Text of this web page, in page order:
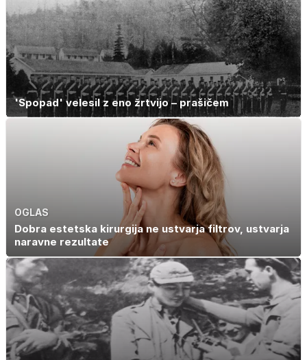
'Spopad' velesil z eno žrtvijo – prašičem
OGLAS
Dobra estetska kirurgija ne ustvarja filtrov, ustvarja
naravne rezultate